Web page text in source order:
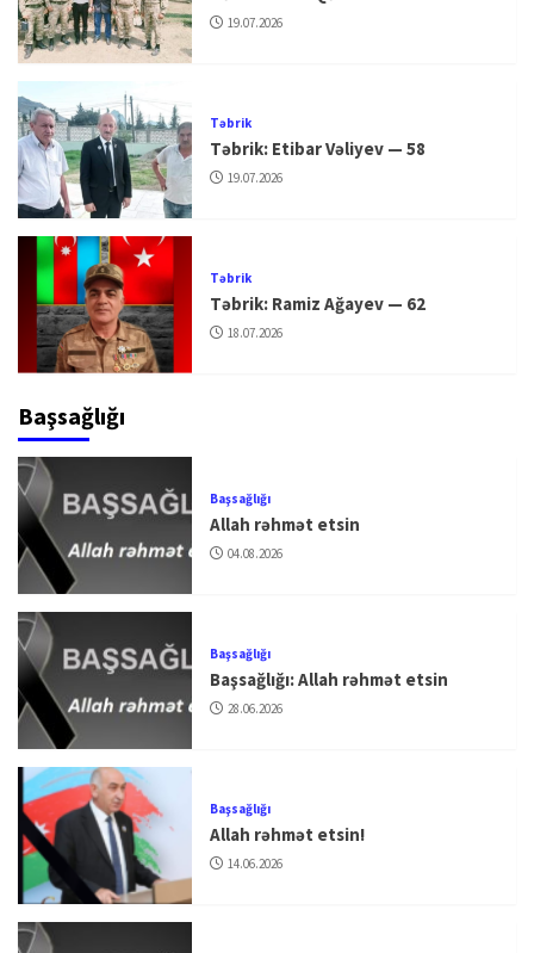
19.07.2026
Təbrik
Təbrik: Etibar Vəliyev — 58
19.07.2026
Təbrik
Təbrik: Ramiz Ağayev — 62
18.07.2026
Başsağlığı
Başsağlığı
Allah rəhmət etsin
04.08.2026
Başsağlığı
Başsağlığı: Allah rəhmət etsin
28.06.2026
Başsağlığı
Allah rəhmət etsin!
14.06.2026